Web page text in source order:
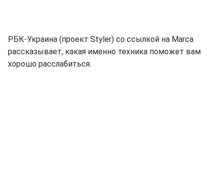
РБК-Украина (проект Styler) со ссылкой на Marca
рассказывает, какая именно техника поможет вам
хорошо расслабиться.